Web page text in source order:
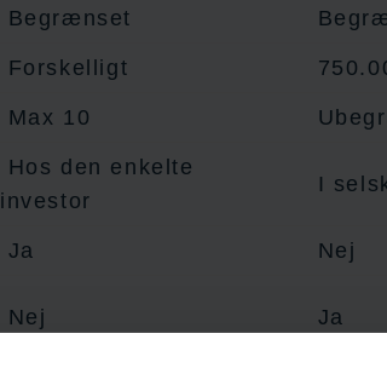
Begrænset
Forskelligt
Max 10
Hos den enkelte
investor
I
Ja Nej
Nej Ja